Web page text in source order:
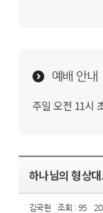
예배 안내
주일 오전 11시
하나님의 형상
김국현 조회 : 95